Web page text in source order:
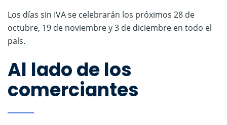
Los días sin IVA se celebrarán los próximos 28 de
octubre, 19 de noviembre y 3 de diciembre en todo el
país.
Al lado de los
comerciantes